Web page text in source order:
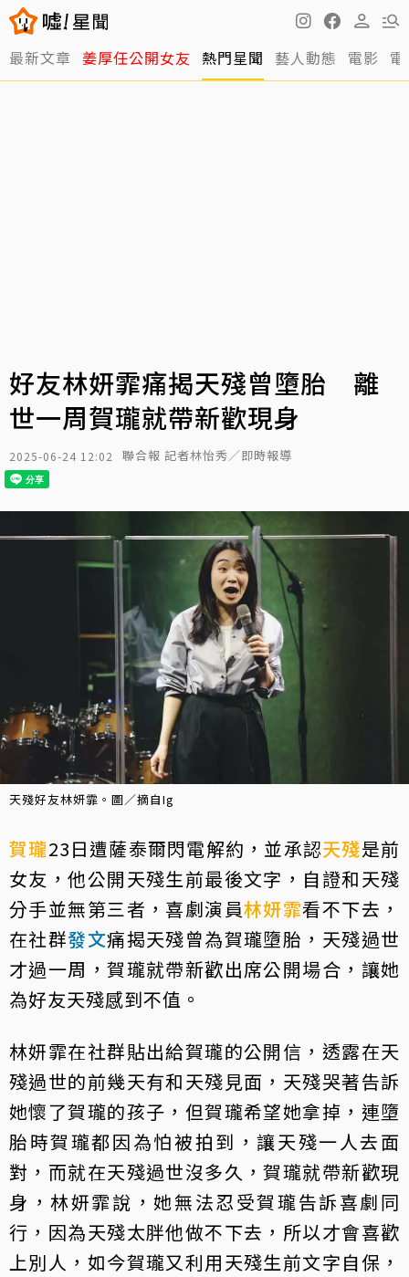
最新文章 姜厚任公開女友 熱門星聞 藝人動態 電影
好友林妍霏痛揭天殘曾墮胎 離
世一周賀瓏就帶新歡現身
2025-06-24 12:02 聯合報 記者林怡秀／即時報導
天殘好友林妍霏。圖／摘自Ig
賀瓏23日遭薩泰爾閃電解約，並承認天殘是前
女友，他公開天殘生前最後文字，自證和天殘
分手並無第三者，喜劇演員林妍霏看不下去，
在社群發文痛揭天殘曾為賀瓏墮胎，天殘過世
才過一周，賀瓏就帶新歡出席公開場合，讓她
為好友天殘感到不值。
林妍霏在社群貼出給賀瓏的公開信，透露在天
殘過世的前幾天有和天殘見面，天殘哭著告訴
她懷了賀瓏的孩子，但賀瓏希望她拿掉，連墮
胎時賀瓏都因為怕被拍到，讓天殘一人去面
對，而就在天殘過世沒多久，賀瓏就帶新歡現
身，林妍霏說，她無法忍受賀瓏告訴喜劇同
行，因為天殘太胖他做不下去，所以才會喜歡
上別人，如今賀瓏又利用天殘生前文字自保，